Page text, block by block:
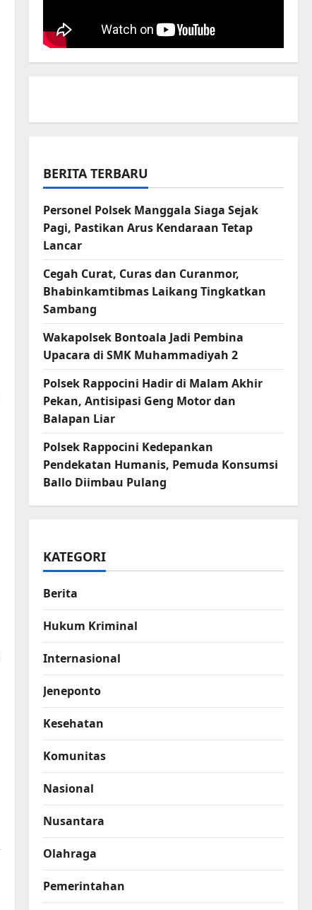
BERITA TERBARU
Personel Polsek Manggala Siaga Sejak
Pagi, Pastikan Arus Kendaraan Tetap
Lancar
Cegah Curat, Curas dan Curanmor,
Bhabinkamtibmas Laikang Tingkatkan
Sambang
Wakapolsek Bontoala Jadi Pembina
Upacara di SMK Muhammadiyah 2
Polsek Rappocini Hadir di Malam Akhir
Pekan, Antisipasi Geng Motor dan
Balapan Liar
Polsek Rappocini Kedepankan
Pendekatan Humanis, Pemuda Konsumsi
Ballo Diimbau Pulang
KATEGORI
Berita
Hukum Kriminal
Internasional
Jeneponto
Kesehatan
Komunitas
Nasional
Nusantara
Olahraga
Pemerintahan